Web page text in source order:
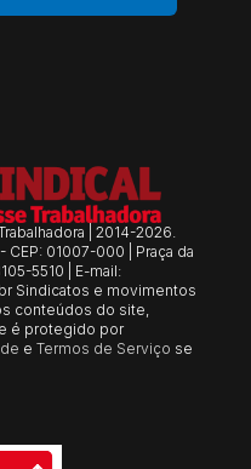
| 2014-2026.
CEP: 01007-000 | Praça da
5510 | E-mail:
Sindicatos e movimentos
conteúdos do site,
é protegido por
eTermos de Serviço se